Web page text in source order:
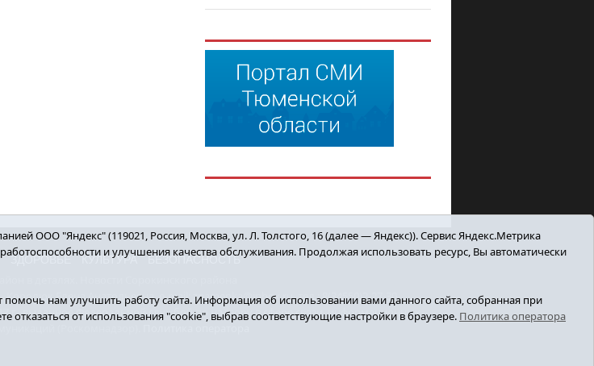
ЗДОРОВЬЕ КУЛЬТУРА БЕЗОПАСНОСТЬ
Елена Анатольевна, e-mail: znamenka@inbox.ru, тел.: 8(34550)2-27-30
выданное Федеральной службой по надзору в сфере связи, информационных
ООО "Яндекс" (119021, Россия, Москва, ул. Л. Толстого, 16 (далее — Яндекс)). Сервис Яндекс.Метрика
и улучшения качества обслуживания. Продолжая использовать ресурс, Вы автоматически
нам улучшить работу сайта. Информация об использовании вами данного сайта, собранная при
от использования "cookie", выбрав соответствующие настройки в браузере. Политика оператора